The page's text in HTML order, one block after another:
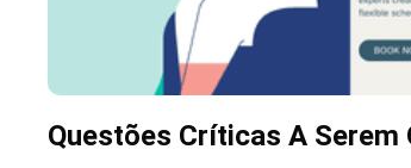
Questões Críticas A Serem